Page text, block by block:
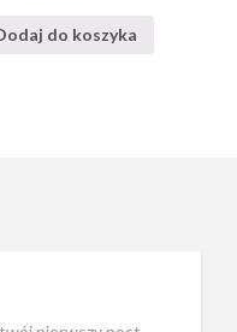
do koszyka